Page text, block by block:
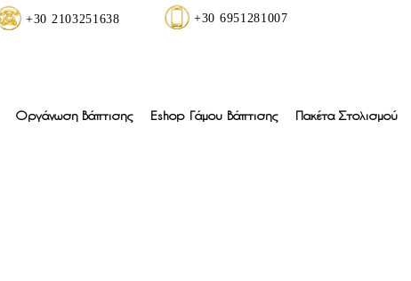
+30 2103251638 +30 6951281007
Οργάνωση Βάπτισης Eshop Γάμου Βάπτισης Πακέτα Στολισμού